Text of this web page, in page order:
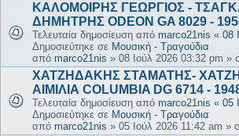
ΚΑΛΟΜΟΙΡΗΣ ΓΕΩΡΓΙΟΣ -
ΔΗΜΗΤΡΗΣ ODEON GA 8029 -
Τελευταία δημοσίευση από marco21nis « 08
Δημοσιεύτηκε σε Μουσική - Τραγούδια
από marco21nis » 08 Ιούλ 2026 03:32 pm »
ΧΑΤΖΗΔΑΚΗΣ ΣΤΑΜΑΤΗΣ-
ΑΙΜΙΛΙΑ COLUMBIA DG 6714 -
Τελευταία δημοσίευση από marco21nis « 05
Δημοσιεύτηκε σε Μουσική - Τραγούδια
από marco21nis » 05 Ιούλ 2026 11:42 am »